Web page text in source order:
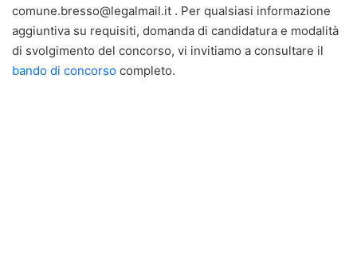
comune.bresso@legalmail.it . Per qualsiasi informazione
aggiuntiva su requisiti, domanda di candidatura e modalità
di svolgimento del concorso, vi invitiamo a consultare il
bando di concorso completo.